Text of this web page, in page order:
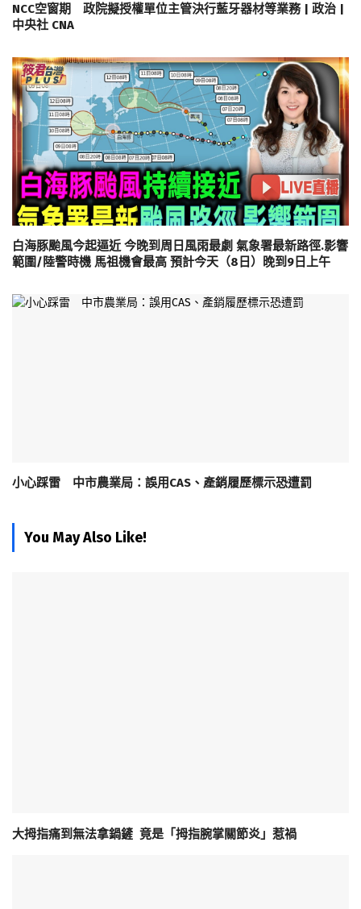
NCC空窗期 政院擬授權單位主管決行藍牙器材等業務 | 政治 |
中央社 CNA
白海豚颱風今起逼近 今晚到周日風雨最劇 氣象署最新路徑.影響
範圍/陸警時機 馬祖機會最高 預計今天（8日）晚到9日上午
小心踩雷 中市農業局：誤用CAS、產銷履歷標示恐遭罰
You May Also Like!
大拇指痛到無法拿鍋鏟 竟是「拇指腕掌關節炎」惹禍